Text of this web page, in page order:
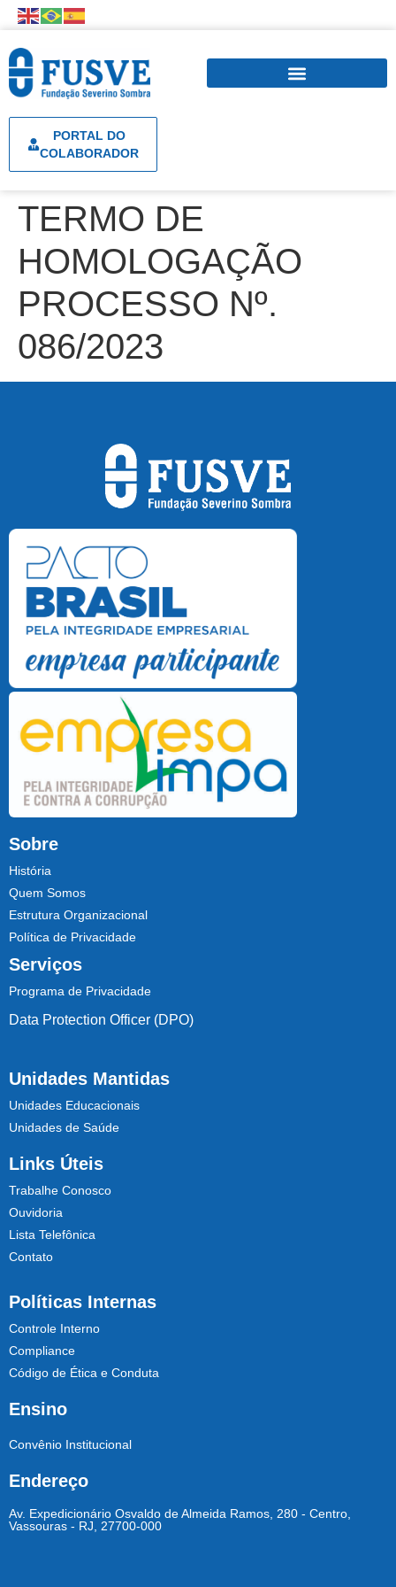
PORTAL DO
COLABORADOR
TERMO DE
HOMOLOGAÇÃO
PROCESSO Nº.
086/2023
Sobre
História
Quem Somos
Estrutura Organizacional
Política de Privacidade
Serviços
Programa de Privacidade
Data Protection Officer (DPO)
Unidades Mantidas
Unidades Educacionais
Unidades de Saúde
Links Úteis
Trabalhe Conosco
Ouvidoria
Lista Telefônica
Contato
Políticas Internas
Controle Interno
Compliance
Código de Ética e Conduta
Ensino
Convênio Institucional
Endereço
Av. Expedicionário Osvaldo de Almeida Ramos, 280 - Centro,
Vassouras - RJ, 27700-000